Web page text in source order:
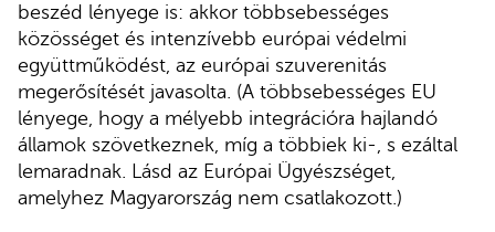
beszéd lényege is: akkor többsebességes
közösséget és intenzívebb európai védelmi
együttműködést, az európai szuverenitás
megerősítését javasolta. (A többsebességes EU
lényege, hogy a mélyebb integrációra hajlandó
államok szövetkeznek, míg a többiek ki-, s ezáltal
lemaradnak. Lásd az Európai Ügyészséget,
amelyhez Magyarország nem csatlakozott.)